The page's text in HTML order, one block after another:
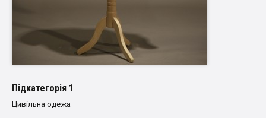
Пiдкатегорiя 1
Цивільна одежа